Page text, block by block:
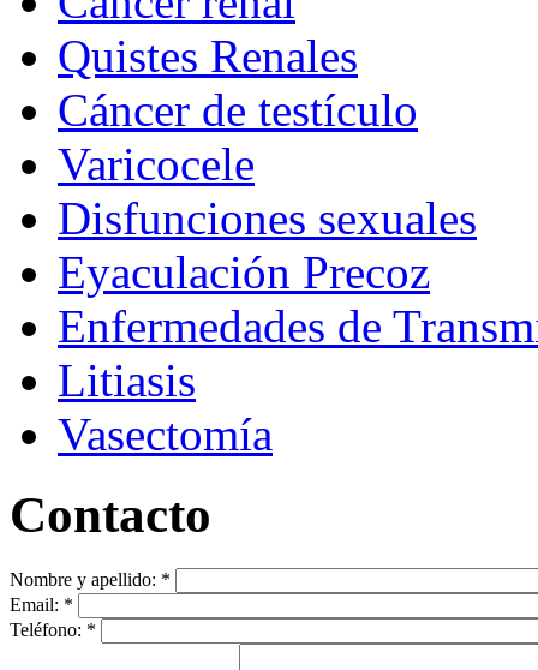
Quistes Renales
Cáncer de testículo
Varicocele
Disfunciones sexuales
Eyaculación Precoz
Enfermedades de
Litiasis
Vasectomía
Contacto
Nombre y apellido: *
Email: *
Teléfono: *